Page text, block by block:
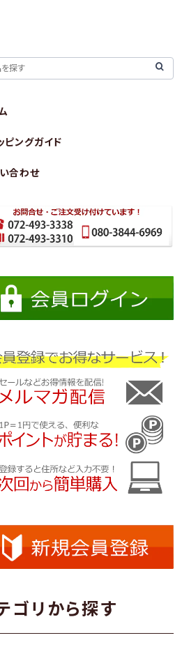
ピングガイド
合わせ
ゴリから探す